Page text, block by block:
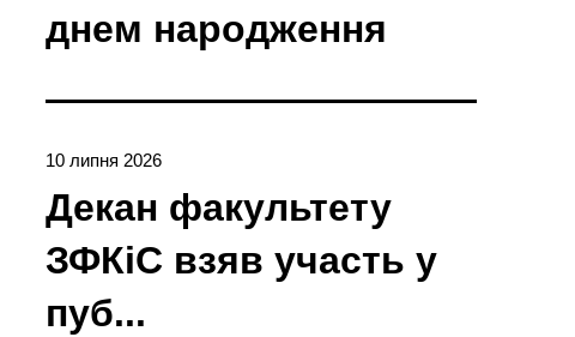
днем народження
10 липня 2026
Декан факультету
ЗФКіС взяв участь у
пуб...